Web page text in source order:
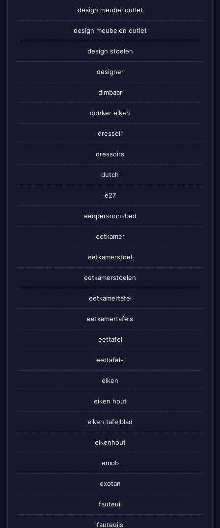
design meubel outlet
design meubelen outlet
design stoelen
designer
dimbaar
donker eiken
dressoir
dressoirs
dutch
e27
eenpersoonsbed
eetkamer
eetkamerstoel
eetkamerstoelen
eetkamertafel
eetkamertafels
eettafel
eettafels
eiken
eiken hout
eiken tafelblad
eikenhout
emob
exotan
fauteuil
fauteuils